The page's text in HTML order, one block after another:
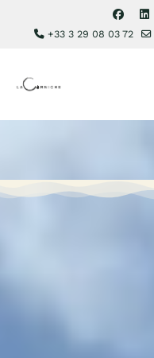
+33 3 29 08 03 72